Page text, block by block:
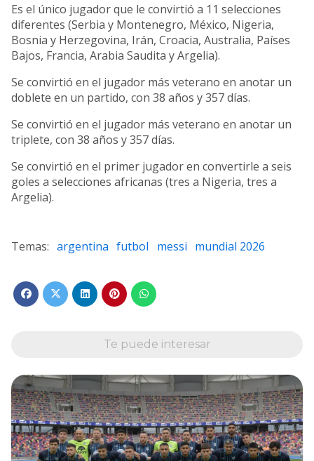
Es el único jugador que le convirtió a 11 selecciones
diferentes (Serbia y Montenegro, México, Nigeria,
Bosnia y Herzegovina, Irán, Croacia, Australia, Países
Bajos, Francia, Arabia Saudita y Argelia).
Se convirtió en el jugador más veterano en anotar un
doblete en un partido, con 38 años y 357 días.
Se convirtió en el jugador más veterano en anotar un
triplete, con 38 años y 357 días.
Se convirtió en el primer jugador en convertirle a seis
goles a selecciones africanas (tres a Nigeria, tres a
Argelia).
argentina futbol messi mundial 2026
Te puede interesar